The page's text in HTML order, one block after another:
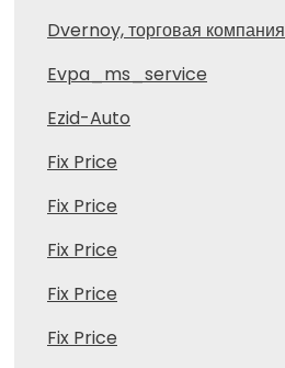
Dvernoy, торговая компания
Evpa_ms_service
Ezid-Auto
Fix Price
Fix Price
Fix Price
Fix Price
Fix Price